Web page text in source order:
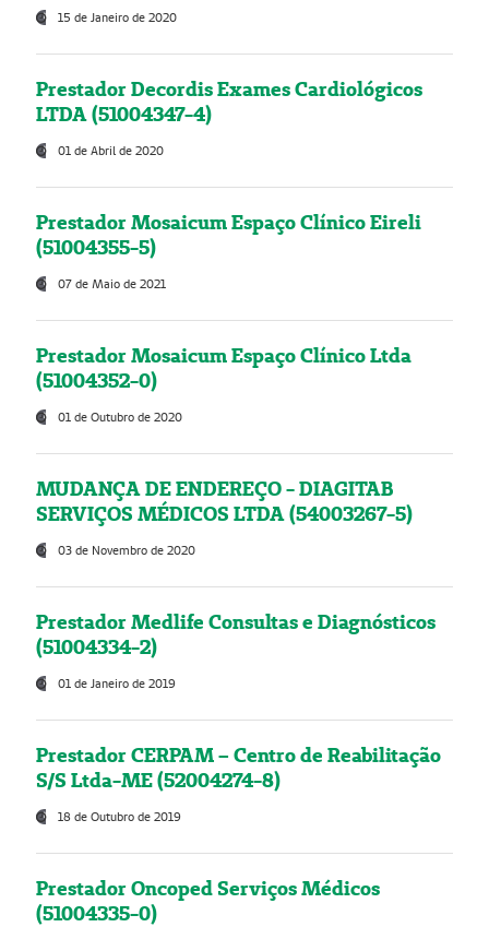
15 de Janeiro de 2020
Prestador Decordis Exames Cardiológicos
LTDA (51004347-4)
01 de Abril de 2020
Prestador Mosaicum Espaço Clínico Eireli
(51004355-5)
07 de Maio de 2021
Prestador Mosaicum Espaço Clínico Ltda
(51004352-0)
01 de Outubro de 2020
MUDANÇA DE ENDEREÇO - DIAGITAB
SERVIÇOS MÉDICOS LTDA (54003267-5)
03 de Novembro de 2020
Prestador Medlife Consultas e Diagnósticos
(51004334-2)
01 de Janeiro de 2019
Prestador CERPAM – Centro de Reabilitação
S/S Ltda-ME (52004274-8)
18 de Outubro de 2019
Prestador Oncoped Serviços Médicos
(51004335-0)